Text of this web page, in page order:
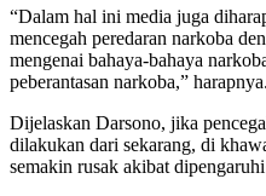
“Dalam hal ini media juga
mencegah peredaran narkoba
mengenai bahaya-bahaya
peberantasan narkoba,” harapnya.
Dijelaskan Darsono, jika
dilakukan dari sekarang, di
semakin rusak akibat